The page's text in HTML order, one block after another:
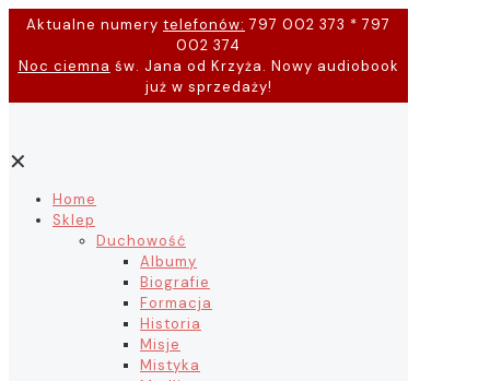
Aktualne numery telefonów: 797 002 373 * 797
002 374
Noc ciemna św. Jana od Krzyża. Nowy audiobook
już w sprzedaży!
✕
Home
Sklep
Duchowość
Albumy
Biografie
Formacja
Historia
Misje
Mistyka